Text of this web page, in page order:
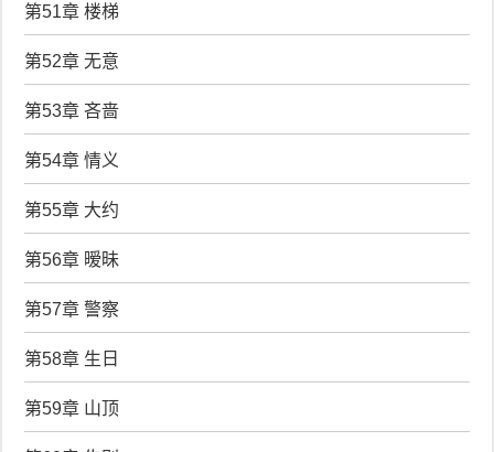
第51章 楼梯
第52章 无意
第53章 吝啬
第54章 情义
第55章 大约
第56章 暧昧
第57章 警察
第58章 生日
第59章 山顶